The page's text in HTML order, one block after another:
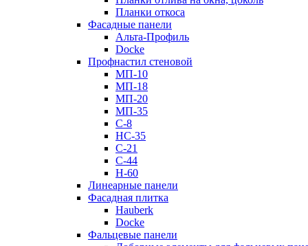
Планки откоса
Фасадные панели
Альта-Профиль
Docke
Профнастил стеновой
МП-10
МП-18
МП-20
МП-35
С-8
НС-35
С-21
С-44
Н-60
Линеарные панели
Фасадная плитка
Hauberk
Docke
Фальцевые панели